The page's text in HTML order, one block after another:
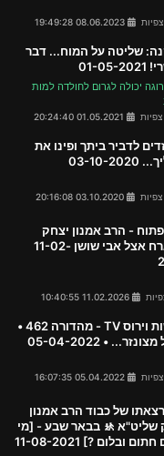
שליטה על המוח... דבר
2021
יכולה לגרום לחולדה למות
לדביר ביתך ופינו את
10-2020
- הרב אמנון יצחק
מתארח אצל אבי שושן 11-02-
חדשות וירוס TV - מהדורה 462 •
• 05-04-2022
של כבוד הרב אמנון
שליט"א 🚸 בבאר שבע - [מי
ובלום ?] 11-08-2021